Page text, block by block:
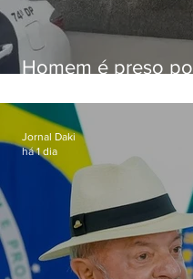
Homem é preso
Alcântara
Jornal Daki
há 1 dia